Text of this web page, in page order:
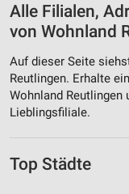
Alle Filialen,
von Wohnland
Auf dieser Seite
Reutlingen. Erhalte
Wohnland Reutlingen
Lieblingsfiliale.
Top Städte